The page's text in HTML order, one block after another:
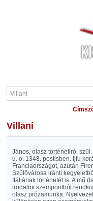
Villani
János, olasz történetiró,
u. o. 1348. pestisben. Ijfu
Franciaországot, azután
Szülővárosa iránti
Itáliának történetét is. A mű
irodalmi szempontból
olasz prózamunka.